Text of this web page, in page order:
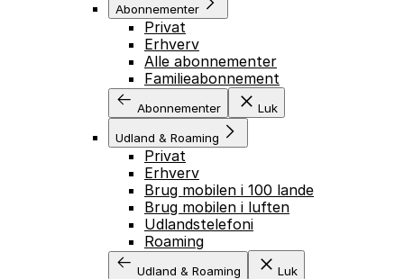
Abonnementer
Privat
Erhverv
Alle abonnementer
Familieabonnement
Abonnementer Luk
Udland & Roaming
Privat
Erhverv
Brug mobilen i 100 lande
Brug mobilen i luften
Udlandstelefoni
Roaming
Udland & Roaming Luk